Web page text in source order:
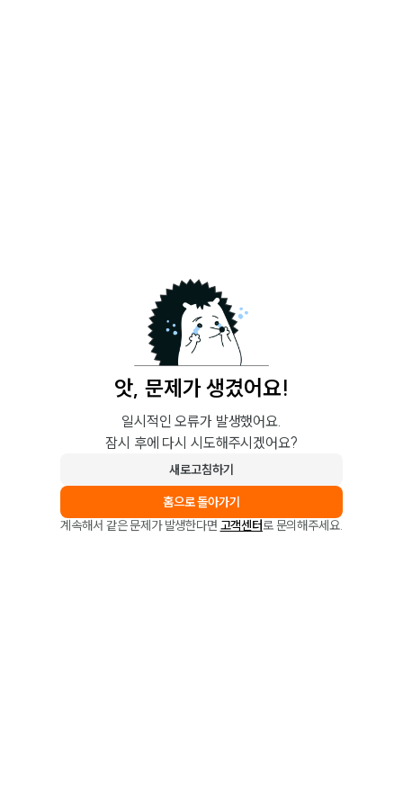
앗, 문제가 생겼어요!
일시적인 오류가 발생했어요.
잠시 후에 다시 시도해주시겠어요?
새로고침하기
홈으로 돌아가기
계속해서 같은 문제가 발생한다면 고객센터로 문의해주세요.